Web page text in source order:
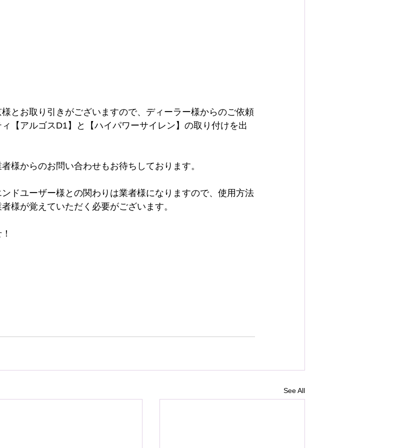
とお取り引きがございますので、ディーラー様からのご依頼
【アルゴスD1】と【ハイパワーサイレン】の取り付けを出
様からのお問い合わせもお待ちしております。
ドユーザー様との関わりは業者様になりますので、使用方法
様が覚えていただく必要がございます。
See All